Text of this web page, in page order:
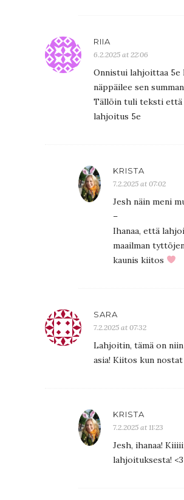
RIIA
6.2.2025 at 22:06
Onnistui lahjoittaa 5e
näppäilee sen
Tällöin tuli teksti että
lahjoitus 5e
KRISTA
7.2.2025 at 07:02
Jesh näin meni
–
Ihanaa, että
maailman
kaunis kiitos
SARA
7.2.2025 at 07:32
Lahjoitin, tämä on
asia! Kiitos kun
KRISTA
7.2.2025 at 11:23
Jesh, ihanaa!
lahjoituksesta! <3